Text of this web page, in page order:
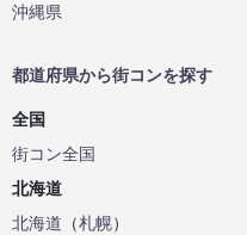
沖縄県
都道府県から街コンを探す
全国
街コン全国
北海道
北海道 （札幌）